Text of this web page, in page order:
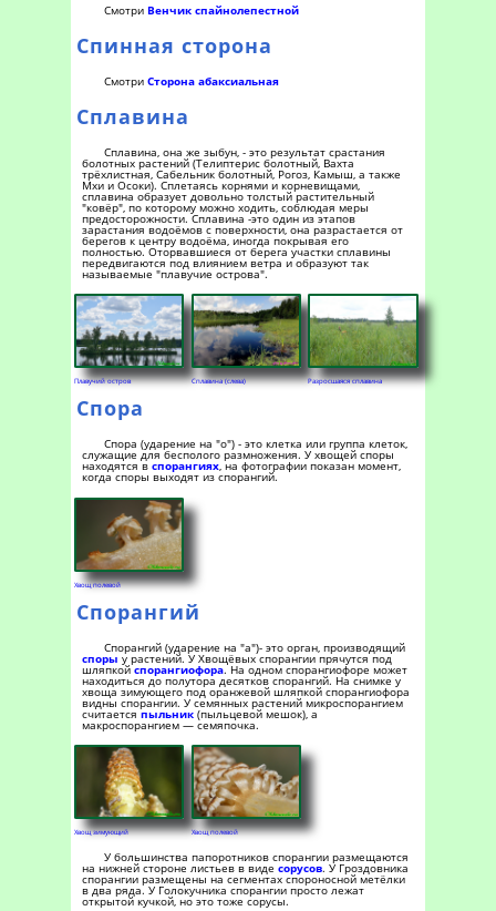
Смотри Венчик спайнолепестной
Спинная сторона
Смотри Сторона абаксиальная
Сплавина
Сплавина, она же зыбун, - это результат срастания
болотных растений (Телиптерис болотный, Вахта
трёхлистная, Сабельник болотный, Рогоз, Камыш, а также
Мхи и Осоки). Сплетаясь корнями и корневищами,
сплавина образует довольно толстый растительный
"ковёр", по которому можно ходить, соблюдая меры
предосторожности. Сплавина -это один из этапов
зарастания водоёмов с поверхности, она разрастается от
берегов к центру водоёма, иногда покрывая его
полностью. Оторвавшиеся от берега участки сплавины
передвигаются под влиянием ветра и образуют так
называемые "плавучие острова".
Плавучий остров Сплавина (слева) Разросшаяся сплавина
Спора
Спора (ударение на "о") - это клетка или группа клеток,
служащие для бесполого размножения. У хвощей споры
находятся в спорангиях, на фотографии показан момент,
когда споры выходят из спорангий.
Хвощ полевой
Спорангий
Спорангий (ударение на "а")- это орган, производящий
споры у растений. У Хвощёвых спорангии прячутся под
шляпкойспорангиофора. На одном спорангиофоре может
находиться до полутора десятков спорангий. На снимке у
хвоща зимующего под оранжевой шляпкой спорангиофора
видны спорангии. У семянных растений микроспорангием
считаетсяпыльник (пыльцевой мешок), а
макроспорангием — семяпочка.
Хвощ зимующий Хвощ полевой
У большинства папоротников спорангии размещаются
на нижней стороне листьев в виде сорусов. У Гроздовника
спорангии размещены на сегментах спороносной метёлки
в два ряда. У Голокучника спорангии просто лежат
открытой кучкой, но это тоже сорусы.